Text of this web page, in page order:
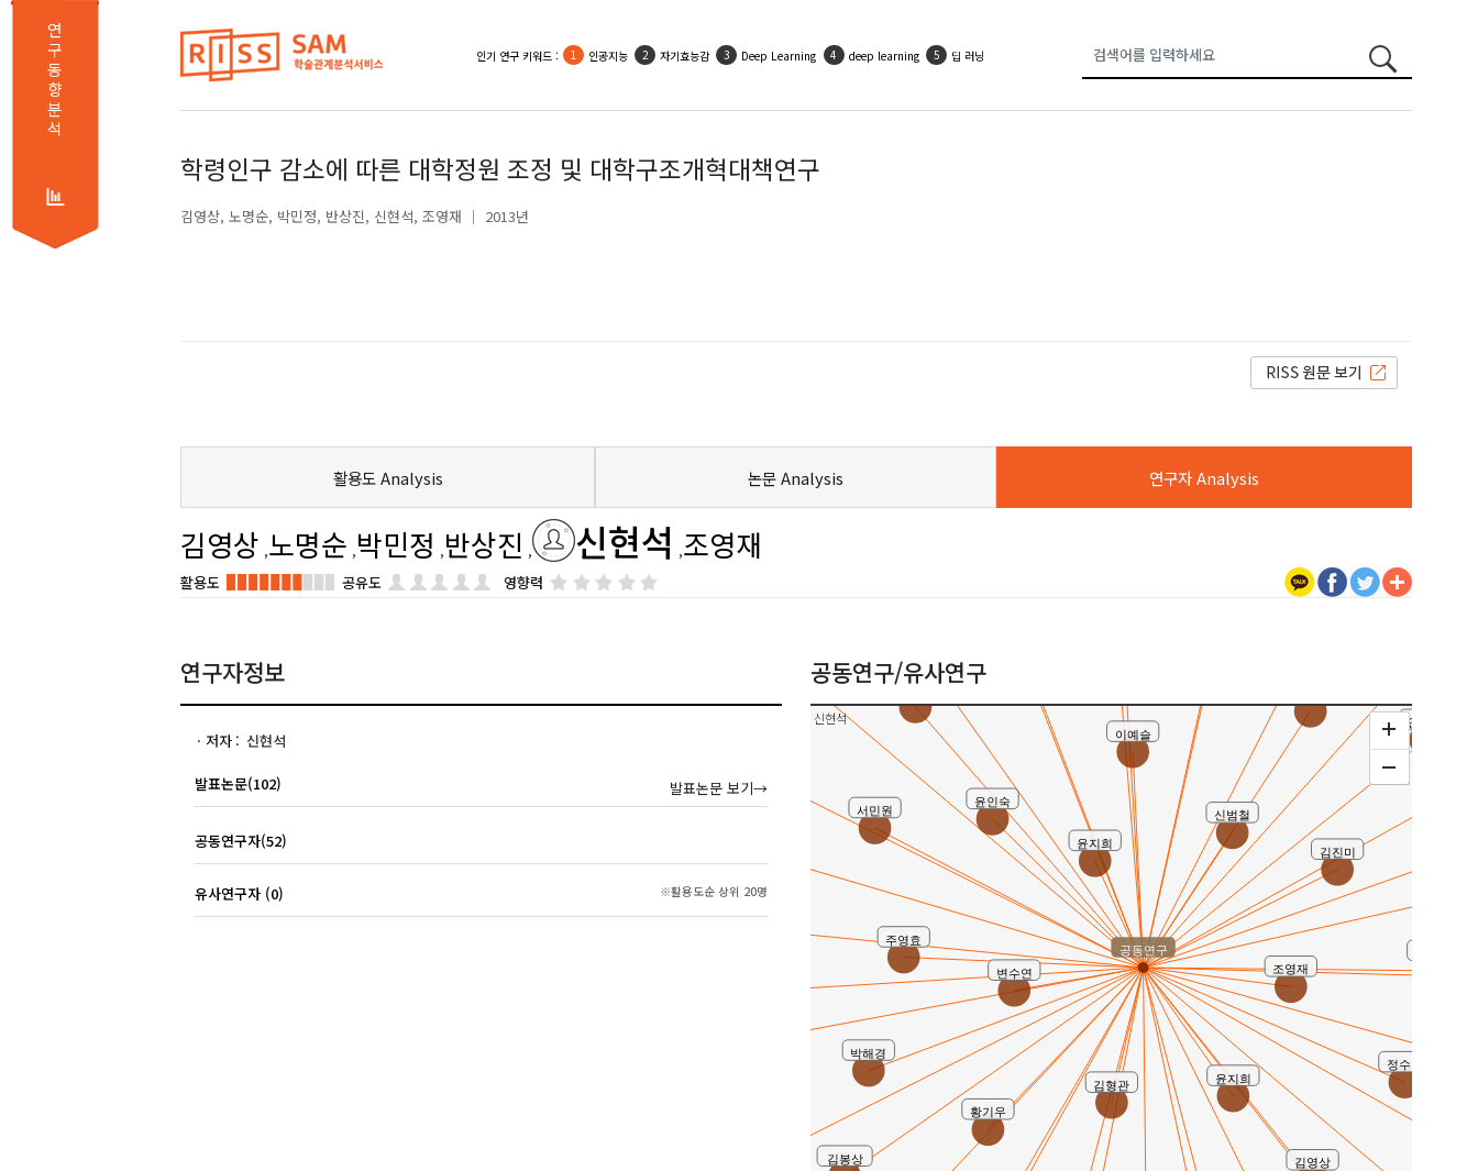
연
구
동
향
분
석
인기 활용 키워드 : 우울 사회적지지 자기효능감 인공지능 자아존중감
학령인구 감소에 따른 대학정원 조정 및 대학구조개혁대책연구
김영상 노명순 박민정 반상진 신현석 조영재 2013년
활용도 Analysis 논문 Analysis 연구자 Analysis
김영상 노명순 박민정 반상진 신현석 조영재
활용도 공유도 영향력
연구자정보
저자 신현석
발표논문(102) 발표논문 보기→
공동연구자(52)
유사연구자 (0) ※활용도순 상위 20명
공동연구/유사연구
신현석
김봉상
안종광
주영효
윤지희
김영상
정수현
황기우
김형관
윤지희
신범철
조영재
윤인숙
서민원
변수연
이예슬
박해경
김진미
공동연구